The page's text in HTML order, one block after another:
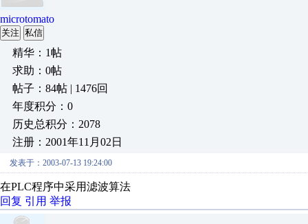
microtomato
关注 私信
精华：1帖
求助：0帖
帖子：84帖 | 1476回
年度积分：0
历史总积分：2078
注册：2001年11月02日
发表于：2003-07-13 19:24:00
在PLC程序中采用滤波算法
回复 引用 举报